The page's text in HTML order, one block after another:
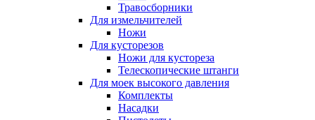
Травосборники
Для измельчителей
Ножи
Для кусторезов
Ножи для кустореза
Телескопические штанги
Для моек высокого давления
Комплекты
Насадки